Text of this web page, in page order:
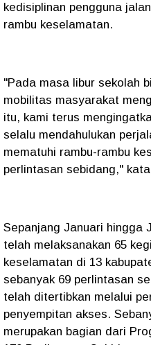
kedisiplinan pengguna
rambu keselamatan.
"Pada masa libur sekolah
mobilitas masyarakat
itu, kami terus
selalu mendahulukan
mematuhi rambu-rambu
perlintasan sebidang,"
Sepanjang Januari hingga
telah melaksanakan 65
keselamatan di 13
sebanyak 69 perlintasan
telah ditertibkan melalui
penyempitan akses.
merupakan bagian dari